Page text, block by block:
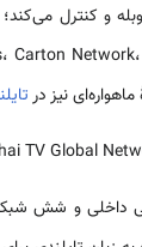
و دوبله و کنترل
نیز در
داخلی و شش